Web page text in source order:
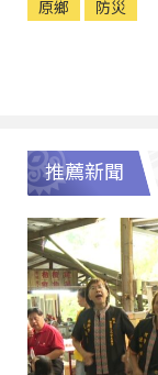
原鄉 防災
推薦新聞